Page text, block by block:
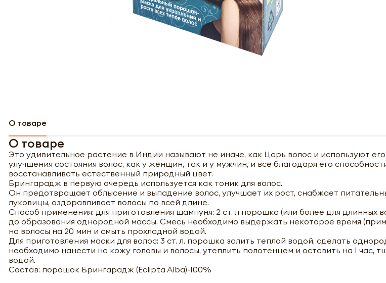
О товаре
О товаре
Это удивительное растение в Индии называют не иначе, как Царь волос и используют
улучшения состояния волос, как у женщин, так и у мужчин, и все благодаря его
восстанавливать естественный природный цвет.
Брингарадж в первую очередь используется как тоник для волос.
Он предотвращает облысение и выпадение волос, улучшает их рост, снабжает
луковицы, оздоравливает волосы по всей длине.
Способ применения: для приготовления шампуня: 2 ст. л порошка (или более для длинных
до образования однородной массы. Смесь необходимо выдержать некоторое время
на волосы на 20 мин и смыть прохладной водой.
Для приготовления маски для волос: 3 ст. л. порошка залить теплой водой, сделать
необходимо нанести на кожу головы и волосы, утеплить полотенцем и оставить на 1 час,
водой.
Состав: порошок Брингарадж (Eclipta Alba)-100%